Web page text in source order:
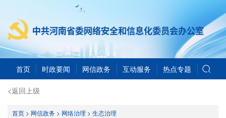
首页 时政要闻 网信政务 互动服务 热点专题
<返回上级
首页> 网信政务> 网络治理 > 生态治理